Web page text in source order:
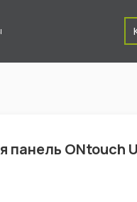
панель ONtouch